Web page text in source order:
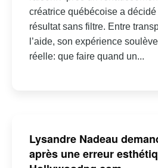
créatrice québécoise a
résultat sans filtre. Entre
l’aide, son expérience
réelle: que faire quand un...
Lysandre Nadeau
après une erreur